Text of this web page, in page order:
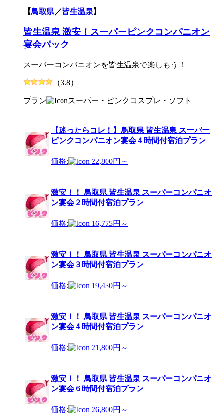
【鳥取県／皆生温泉 】
皆生温泉 激安！スーパーピンクコンパニオン
宴会パック
スーパーコンパニオンを皆生温泉で楽しもう！
（3.8）
プラン スーパー・ピンク コスプレ・ソフト
【迷ったらコレ！】鳥取県 皆生温泉 スーパー
ピンクコンパニオン宴会４時間付宿泊プラン
価格: 22,800円～
激安！！ 鳥取県 皆生温泉 スーパーコンパニオ
ン宴会２時間付宿泊プラン
価格: 16,775円～
激安！！ 鳥取県 皆生温泉 スーパーコンパニオ
ン宴会３時間付宿泊プラン
価格: 19,430円～
激安！！ 鳥取県 皆生温泉 スーパーコンパニオ
ン宴会４時間付宿泊プラン
価格: 21,800円～
激安！！ 鳥取県 皆生温泉 スーパーコンパニオ
ン宴会６時間付宿泊プラン
価格: 26,800円～